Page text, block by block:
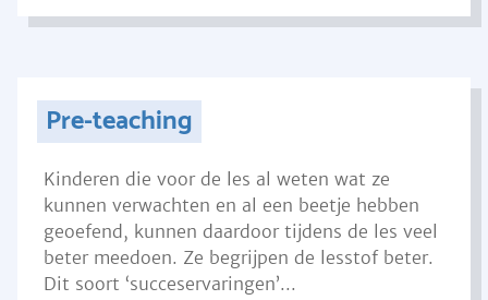
Pre-teaching
Kinderen die voor de les al weten wat ze
kunnen verwachten en al een beetje hebben
geoefend, kunnen daardoor tijdens de les veel
beter meedoen. Ze begrijpen de lesstof beter.
Dit soort ‘succeservaringen’...